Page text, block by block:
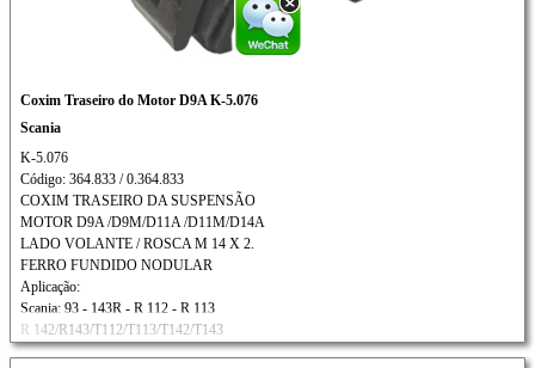
Coxim Traseiro do Motor D9A K-5.076
Scania
K-5.076
Código: 364.833 / 0.364.833
COXIM TRASEIRO DA SUSPENSÃO
MOTOR D9A /D9M/D11A /D11M/D14A
LADO VOLANTE / ROSCA M 14 X 2.
FERRO FUNDIDO NODULAR
Aplicação:
Scania: 93 - 143R - R 112 - R 113
R 142/R143/T112/T113/T142/T143
Ônibus: F 112/F 113/ K 112/K 113